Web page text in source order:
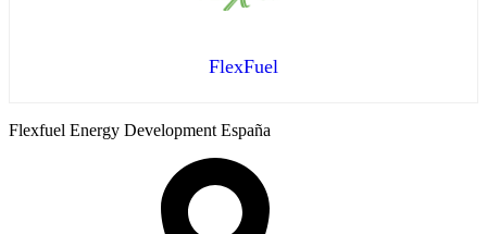
FlexFuel
Flexfuel Energy Development España